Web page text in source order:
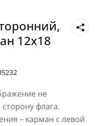
12х18
не
флага.
– карман с левой